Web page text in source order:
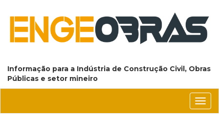
Informação para a Indústria de Construção Civil, Obras
Públicas e setor mineiro